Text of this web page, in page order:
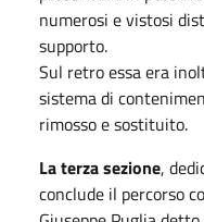
numerosi e vistosi
supporto.
Sul retro essa era
sistema di
rimosso e sostituito.
La terza sezione,
conclude il percorso